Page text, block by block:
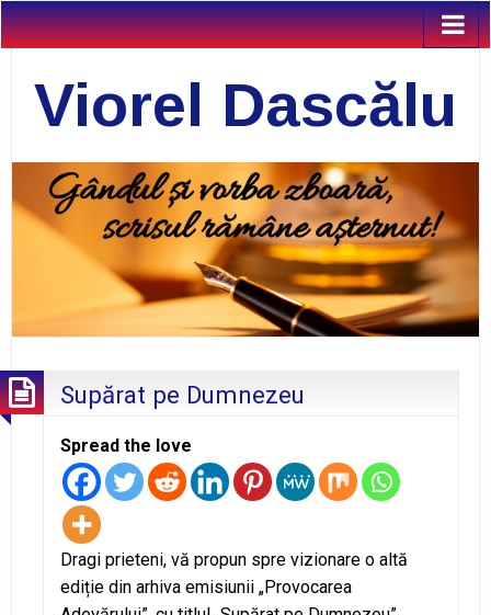
Viorel Dascălu
Supărat pe Dumnezeu
Spread the love
Dragi prieteni, vă propun spre vizionare o altă
ediție din arhiva emisiunii „Provocarea